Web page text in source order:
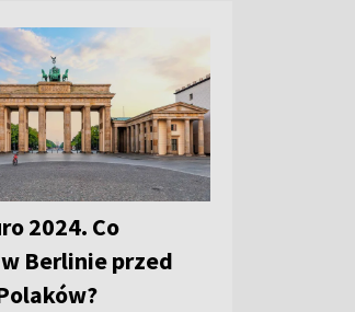
2024. Co
Berlinie przed